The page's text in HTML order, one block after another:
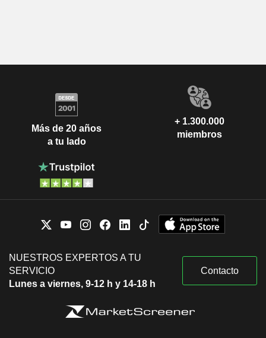
Más de 20 años
a tu lado
+ 1.300.000
miembros
NUESTROS EXPERTOS A TU
SERVICIO
Lunes a viernes, 9-12 h y 14-18 h
Contacto